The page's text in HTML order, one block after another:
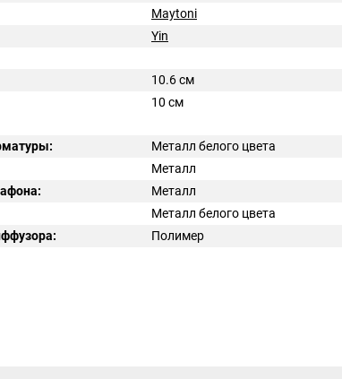
Maytoni
Yin
10.6 см
10 см
Металл белого цвета
Металл
Металл
Металл белого цвета
Полимер